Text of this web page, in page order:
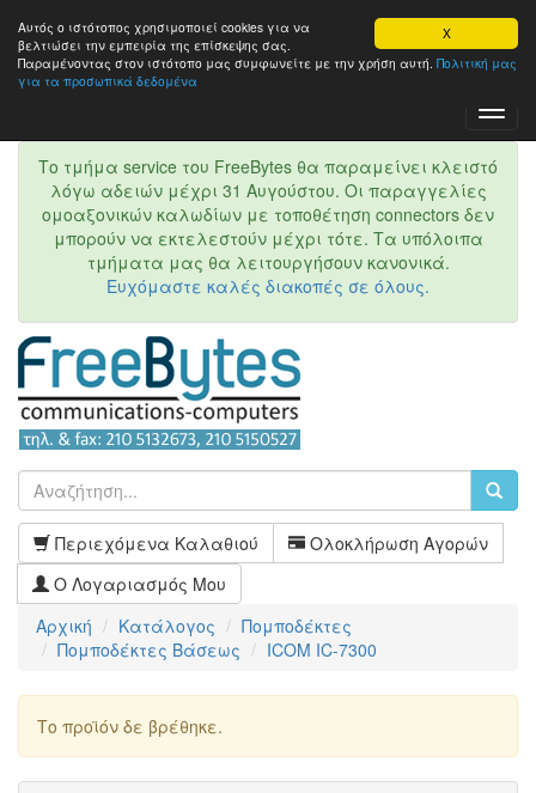
X
Αυτός ο ιστότοπος χρησιμοποιεί cookies για να
βελτιώσει την εμπειρία της επίσκεψης σας.
Παραμένοντας στον ιστότοπo μας συμφωνείτε με την χρήση αυτή. Πολιτική μας
για τα προσωπικά δεδομένα
Το τμήμα service του FreeBytes θα παραμείνει κλειστό
λόγω αδειών μέχρι 31 Αυγούστου. Οι παραγγελίες
ομοαξονικών καλωδίων με τοποθέτηση connectors δεν
μπορούν να εκτελεστούν μέχρι τότε. Τα υπόλοιπα
τμήματα μας θα λειτουργήσουν κανονικά.
Ευχόμαστε καλές διακοπές σε όλους.
Περιεχόμενα Καλαθιού
Ολοκλήρωση Αγορών
Ο Λογαριασμός Μου
Αρχική
Κατάλογος
Πομποδέκτες
Πομποδέκτες Βάσεως
ICOM IC-7300
Το προϊόν δε βρέθηκε.